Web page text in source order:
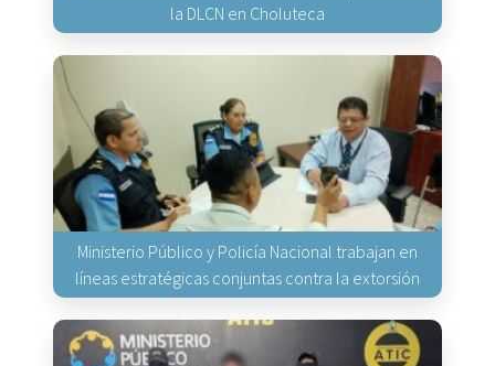
la DLCN en Choluteca
Ministerio Público y Policía Nacional trabajan en
líneas estratégicas conjuntas contra la extorsión